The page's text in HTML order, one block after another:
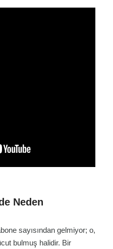
Neden
sayısından gelmiyor; o,
bulmuş halidir. Bir